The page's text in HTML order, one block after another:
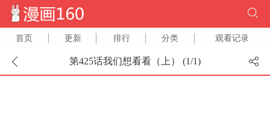
首页 更新 排行 分类 观看记录
第425话我们想看看（上） (1/1)